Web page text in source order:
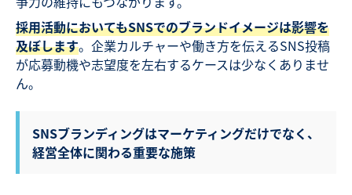
採用活動においてもSNSでのブランドイメージは影響を
及ぼします。企業カルチャーや働き方を伝えるSNS投稿
が応募動機や志望度を左右するケースは少なくありませ
ん。
SNSブランディングはマーケティングだけでなく、
経営全体に関わる重要な施策